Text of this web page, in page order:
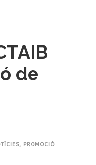
de
, PROMOCIÓ